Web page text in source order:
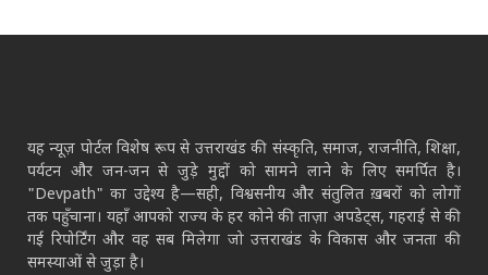
यह न्यूज़ पोर्टल विशेष रूप से उत्तराखंड की संस्कृति, समाज, राजनीति, शिक्षा,
पर्यटन और जन-जन से जुड़े मुद्दों को सामने लाने के लिए समर्पित है।
"Devpath" का उद्देश्य है—सही, विश्वसनीय और संतुलित ख़बरों को लोगों
तक पहुँचाना। यहाँ आपको राज्य के हर कोने की ताज़ा अपडेट्स, गहराई से की
गई रिपोर्टिंग और वह सब मिलेगा जो उत्तराखंड के विकास और जनता की
समस्याओं से जुड़ा है।